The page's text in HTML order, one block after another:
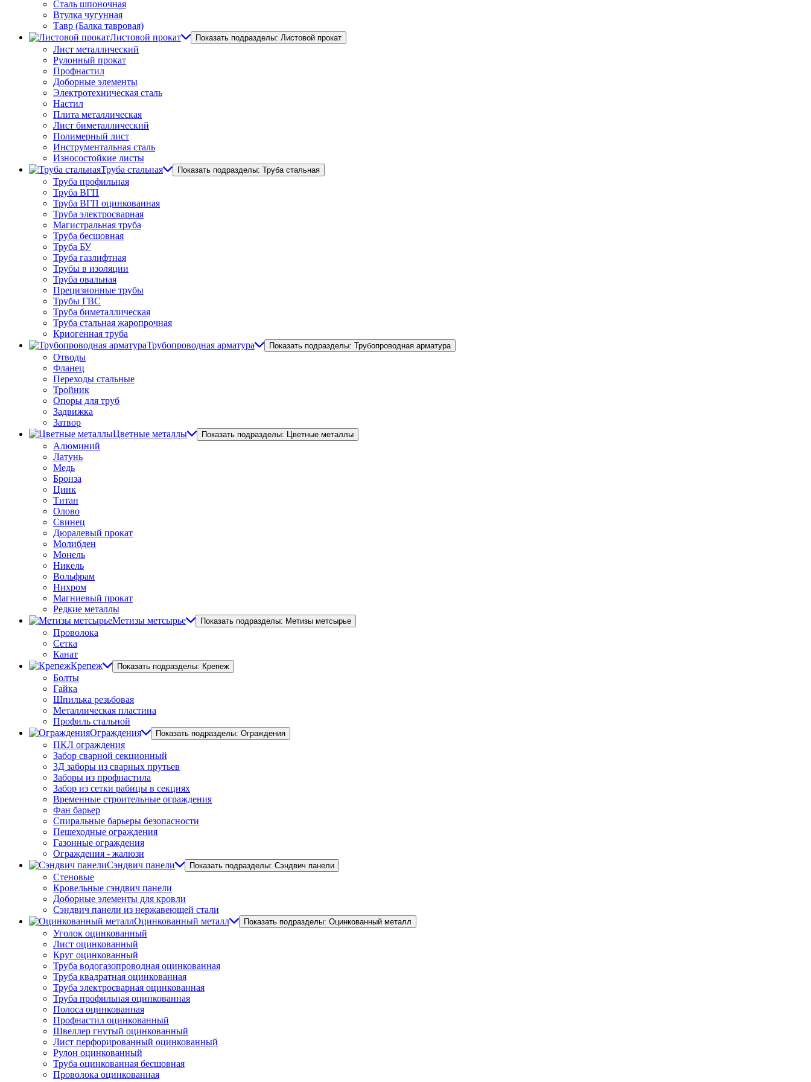
Сталь шпоночная
Втулка чугунная
Тавр (Балка тавровая)
Листовой прокат
Показать подразделы: Листовой прокат
Лист металлический
Рулонный прокат
Профнастил
Доборные элементы
Электротехническая сталь
Настил
Плита металлическая
Лист биметаллический
Полимерный лист
Инструментальная сталь
Износостойкие листы
Труба стальная
Показать подразделы: Труба стальная
Труба профильная
Труба ВГП
Труба ВГП оцинкованная
Труба электросварная
Магистральная труба
Труба бесшовная
Труба БУ
Труба газлифтная
Трубы в изоляции
Труба овальная
Прецизионные трубы
Трубы ГВС
Труба биметаллическая
Труба стальная жаропрочная
Криогенная труба
Трубопроводная арматура
Показать подразделы: Трубопроводная арматура
Отводы
Фланец
Переходы стальные
Тройник
Опоры для труб
Задвижка
Затвор
Цветные металлы
Показать подразделы: Цветные металлы
Алюминий
Латунь
Медь
Бронза
Цинк
Титан
Олово
Свинец
Дюралевый прокат
Молибден
Монель
Никель
Вольфрам
Нихром
Магниевый прокат
Редкие металлы
Метизы метсырье
Показать подразделы: Метизы метсырье
Проволока
Сетка
Канат
Крепеж
Показать подразделы: Крепеж
Болты
Гайка
Шпилька резьбовая
Металлическая пластина
Профиль стальной
Ограждения
Показать подразделы: Ограждения
ПКЛ ограждения
Забор сварной секционный
3Д заборы из сварных прутьев
Заборы из профнастила
Забор из сетки рабицы в секциях
Временные строительные ограждения
Фан барьер
Спиральные барьеры безопасности
Пешеходные ограждения
Газонные ограждения
Ограждения - жалюзи
Сэндвич панели
Показать подразделы: Сэндвич панели
Стеновые
Кровельные сэндвич панели
Доборные элементы для кровли
Сэндвич панели из нержавеющей стали
Оцинкованный металл
Показать подразделы: Оцинкованный металл
Уголок оцинкованный
Лист оцинкованный
Круг оцинкованный
Труба водогазопроводная оцинкованная
Труба квадратная оцинкованная
Труба электросварная оцинкованная
Труба профильная оцинкованная
Полоса оцинкованная
Профнастил оцинкованный
Швеллер гнутый оцинкованный
Лист перфорированный оцинкованный
Рулон оцинкованный
Труба оцинкованная бесшовная
Проволока оцинкованная